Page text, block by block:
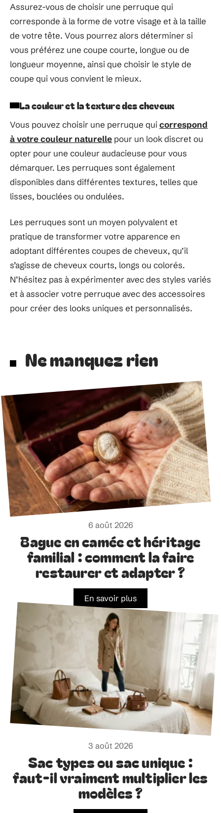
Assurez-vous de choisir une perruque qui
corresponde à la forme de votre visage et à la taille
de votre tête. Vous pourrez alors déterminer si
vous préférez une coupe courte, longue ou de
longueur moyenne, ainsi que choisir le style de
coupe qui vous convient le mieux.
La couleur et la texture des cheveux
Vous pouvez choisir une perruque quicorrespond
à votre couleur naturelle pour un look discret ou
opter pour une couleur audacieuse pour vous
démarquer. Les perruques sont également
disponibles dans différentes textures, telles que
lisses, bouclées ou ondulées.
Les perruques sont un moyen polyvalent et
pratique de transformer votre apparence en
adoptant différentes coupes de cheveux, qu’il
s’agisse de cheveux courts, longs ou colorés.
N’hésitez pas à expérimenter avec des styles variés
et à associer votre perruque avec des accessoires
pour créer des looks uniques et personnalisés.
Ne manquez rien
6 août 2026
Bague en camée et héritage
familial : comment la faire
restaurer et adapter ?
En savoir plus
3 août 2026
Sac types ou sac unique :
faut-il vraiment multiplier les
modèles ?